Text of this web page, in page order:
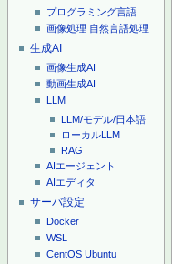
プログラミング言語
画像処理 自然言語処理
生成AI
画像生成AI
動画生成AI
LLM
LLM/モデル/日本語
ローカルLLM
RAG
AIエージェント
AIエディタ
サーバ設定
Docker
WSL
CentOS Ubuntu